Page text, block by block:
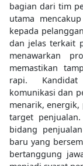
bagian dari tim
utama
kepada
dan jelas terkait
menawarkan
memastikan
rapi.
komunikasi dan
menarik, energik,
target
bidang
baru yang
bertanggung